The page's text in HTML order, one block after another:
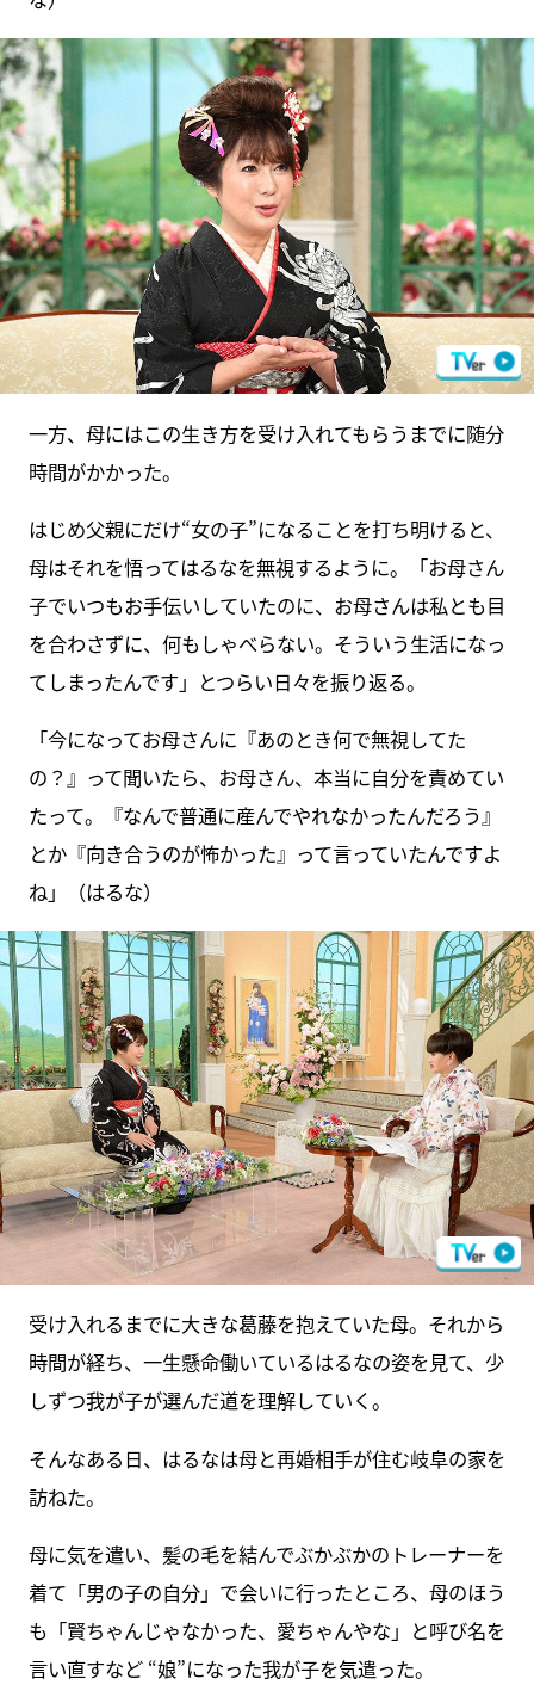
一方、母にはこの生き方を受け入れてもらうまでに随分
時間がかかった。
はじめ父親にだけ“女の子”になることを打ち明けると、
母はそれを悟ってはるなを無視するように。「お母さん
子でいつもお手伝いしていたのに、お母さんは私とも目
を合わさずに、何もしゃべらない。そういう生活になっ
てしまったんです」とつらい日々を振り返る。
「今になってお母さんに『あのとき何で無視してた
の？』って聞いたら、お母さん、本当に自分を責めてい
たって。『なんで普通に産んでやれなかったんだろう』
とか『向き合うのが怖かった』って言っていたんですよ
ね」（はるな）
受け入れるまでに大きな葛藤を抱えていた母。それから
時間が経ち、一生懸命働いているはるなの姿を見て、少
しずつ我が子が選んだ道を理解していく。
そんなある日、はるなは母と再婚相手が住む岐阜の家を
訪ねた。
母に気を遣い、髪の毛を結んでぶかぶかのトレーナーを
着て「男の子の自分」で会いに行ったところ、母のほう
も「賢ちゃんじゃなかった、愛ちゃんやな」と呼び名を
言い直すなど “娘”になった我が子を気遣った。